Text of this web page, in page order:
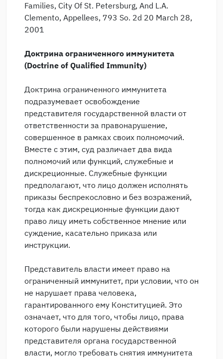
Families, City Of St. Petersburg, And L.А.
Clemento, Appellees, 793 So. 2d 20 March 28,
2001
Доктрина ограниченного иммунитета
(Doctrine of Qualified Immunity)
Доктрина ограниченного иммунитета
подразумевает освобождение
представителя государственной власти от
ответственности за правонарушение,
совершенное в рамках своих полномочий.
Вместе с этим, суд различает два вида
полномочий или функций, служебные и
дискреционные. Служебные функции
предполагают, что лицо должен исполнять
приказы беспрекословно и без возражений,
тогда как дискреционные функции дают
право лицу иметь собственное мнение или
суждение, касательно приказа или
инструкции.
Представитель власти имеет право на
ограниченный иммунитет, при условии, что он
не нарушает права человека,
гарантированного ему Конституцией. Это
означает, что для того, чтобы лицо, права
которого были нарушены действиями
представителя органа государственной
власти, могло требовать снятия иммунитета